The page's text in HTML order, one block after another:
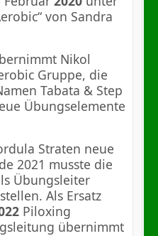
von Sandra
Nikol
Gruppe, die
Tabata & Step
Übungselemente
Straten neue
2021 musste die
Übungsleiter
Als Ersatz
Piloxing
übernimmt